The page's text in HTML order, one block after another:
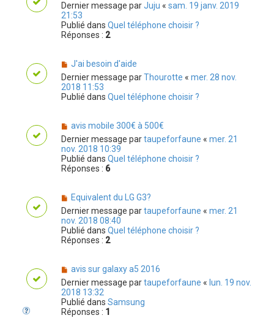
Dernier message parJuju « sam. 19 janv. 2019
21:53
Publié dans Quel téléphone choisir ?
Réponses : 2
J'ai besoin d'aide
Dernier message parThourotte « mer. 28 nov.
2018 11:53
Publié dans Quel téléphone choisir ?
avis mobile 300€ à 500€
Dernier message partaupeforfaune « mer. 21
nov. 2018 10:39
Publié dans Quel téléphone choisir ?
Réponses : 6
Equivalent du LG G3?
Dernier message partaupeforfaune « mer. 21
nov. 2018 08:40
Publié dans Quel téléphone choisir ?
Réponses : 2
avis sur galaxy a5 2016
Dernier message partaupeforfaune « lun. 19 nov.
2018 13:32
Publié dans Samsung
Réponses : 1